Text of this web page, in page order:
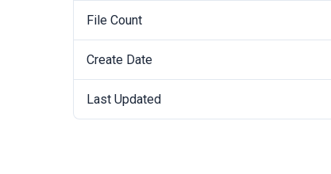
File Count
Create Date
Last Updated